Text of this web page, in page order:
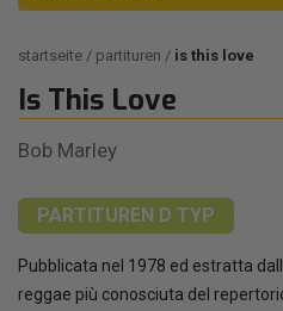
startseite partituren is this love
Is This Love
Bob Marley
PARTITUREN D TYP
Pubblicata nel 1978 ed estratta
reggae più conosciuta del